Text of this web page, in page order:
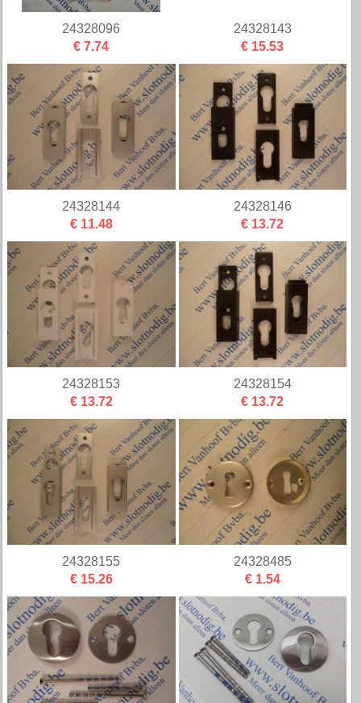
24328096
€ 7.74
24328143
€ 15.53
24328144
€ 11.48
24328146
€ 13.72
24328153
€ 13.72
24328154
€ 13.72
24328155
€ 15.26
24328485
€ 1.54